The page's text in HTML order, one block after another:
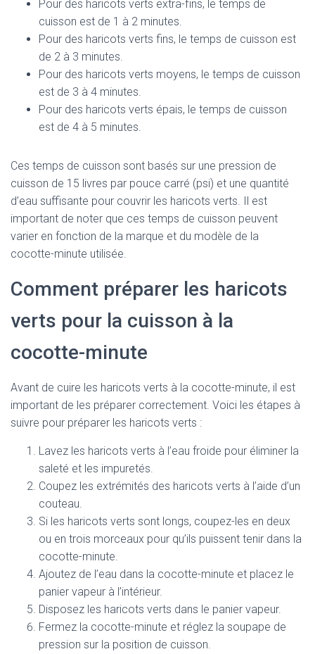
Pour des haricots verts extra-fins, le temps de
cuisson est de 1 à 2 minutes.
Pour des haricots verts fins, le temps de cuisson est
de 2 à 3 minutes.
Pour des haricots verts moyens, le temps de cuisson
est de 3 à 4 minutes.
Pour des haricots verts épais, le temps de cuisson
est de 4 à 5 minutes.
Ces temps de cuisson sont basés sur une pression de
cuisson de 15 livres par pouce carré (psi) et une quantité
d’eau suffisante pour couvrir les haricots verts. Il est
important de noter que ces temps de cuisson peuvent
varier en fonction de la marque et du modèle de la
cocotte-minute utilisée.
Comment préparer les haricots
verts pour la cuisson à la
cocotte-minute
Avant de cuire les haricots verts à la cocotte-minute, il est
important de les préparer correctement. Voici les étapes à
suivre pour préparer les haricots verts :
Lavez les haricots verts à l’eau froide pour éliminer la
saleté et les impuretés.
Coupez les extrémités des haricots verts à l’aide d’un
couteau.
Si les haricots verts sont longs, coupez-les en deux
ou en trois morceaux pour qu’ils puissent tenir dans la
cocotte-minute.
Ajoutez de l’eau dans la cocotte-minute et placez le
panier vapeur à l’intérieur.
Disposez les haricots verts dans le panier vapeur.
Fermez la cocotte-minute et réglez la soupape de
pression sur la position de cuisson.